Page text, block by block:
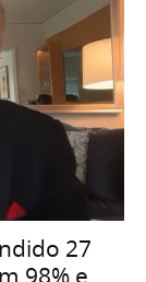
27
98% e